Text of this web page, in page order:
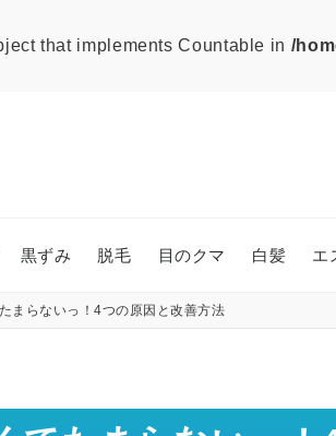
that implements Countable in /
黒ずみ 脱毛 目のクマ 白髪 エ
まらないっ！4つの原因と改善方法